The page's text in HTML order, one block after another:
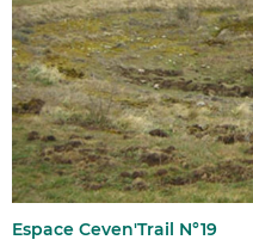
Espace Ceven'Trail N°19